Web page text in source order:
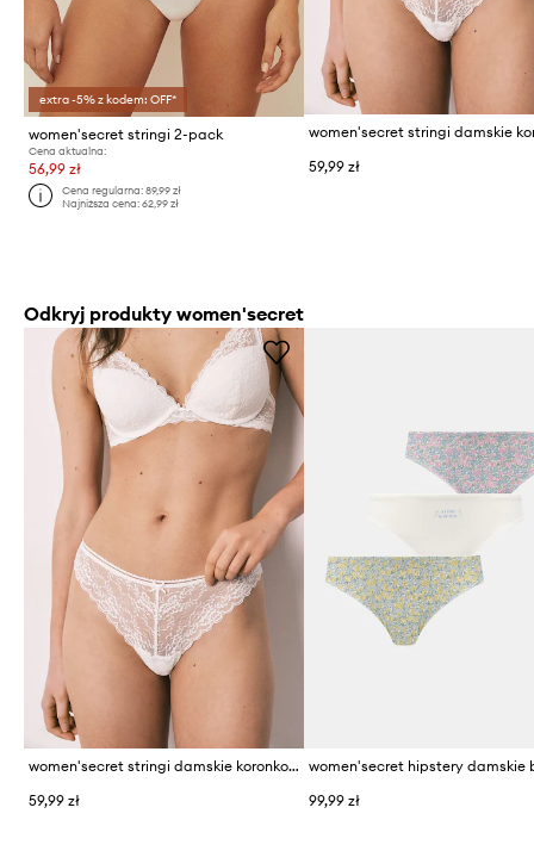
extra -5% z kodem: OFF*
women'secret stringi 2-pack
Cena aktualna:
56,99 zł
Cena regularna:89,99 zł
Najniższa cena:62,99 zł
59,99 zł
Odkryj produkty women'secret
women'secret stringi damskie koronkowe
59,99 zł
99,99 zł